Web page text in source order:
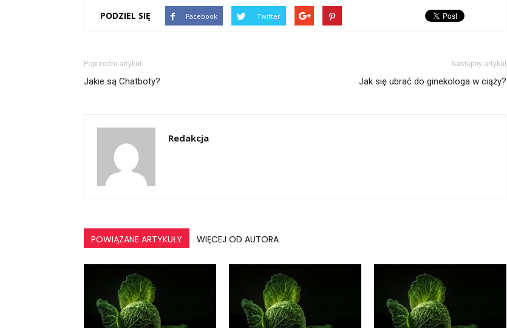
PODZIEL SIĘ Facebook Twitter
Poprzedni artykuł
Jakie są Chatboty?
Następny artykuł
Jak się ubrać do ginekologa w ciąży?
Redakcja
POWIĄZANE ARTYKUŁY WIĘCEJ OD AUTORA